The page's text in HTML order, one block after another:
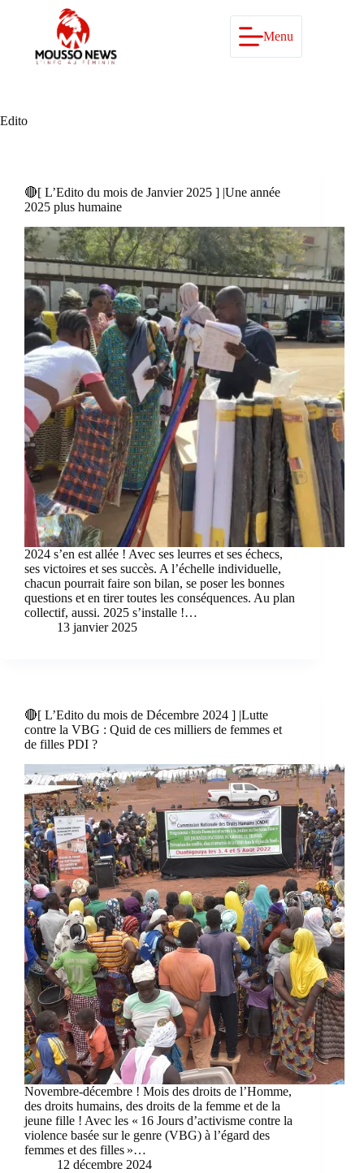
Menu
Edito
🔴[ L’Edito du mois de Janvier 2025 ] |Une année
2025 plus humaine
2024 s’en est allée ! Avec ses leurres et ses échecs,
ses victoires et ses succès. A l’échelle individuelle,
chacun pourrait faire son bilan, se poser les bonnes
questions et en tirer toutes les conséquences. Au plan
collectif, aussi. 2025 s’installe !…
13 janvier 2025
🔴[ L’Edito du mois de Décembre 2024 ] |Lutte
contre la VBG : Quid de ces milliers de femmes et
de filles PDI ?
Novembre-décembre ! Mois des droits de l’Homme,
des droits humains, des droits de la femme et de la
jeune fille ! Avec les « 16 Jours d’activisme contre la
violence basée sur le genre (VBG) à l’égard des
femmes et des filles »…
12 décembre 2024